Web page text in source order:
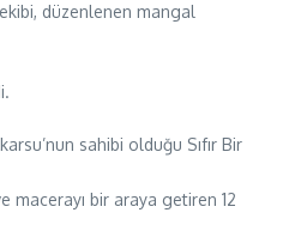
düzenlenen mangal
sahibi olduğu Sıfır Bir
macerayı bir araya getiren 12